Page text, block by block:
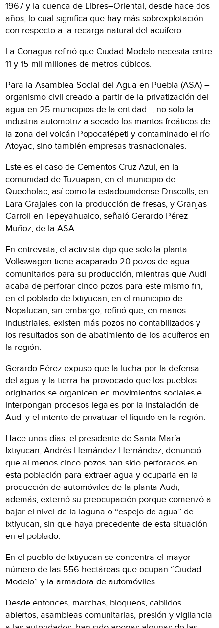
1967 y la cuenca de Libres–Oriental, desde hace dos
años, lo cual significa que hay más sobrexplotación
con respecto a la recarga natural del acuífero.
La Conagua refirió que Ciudad Modelo necesita entre
11 y 15 mil millones de metros cúbicos.
Para la Asamblea Social del Agua en Puebla (ASA) –
organismo civil creado a partir de la privatización del
agua en 25 municipios de la entidad–, no solo la
industria automotriz a secado los mantos freáticos de
la zona del volcán Popocatépetl y contaminado el río
Atoyac, sino también empresas trasnacionales.
Este es el caso de Cementos Cruz Azul, en la
comunidad de Tuzuapan, en el municipio de
Quecholac, así como la estadounidense Driscolls, en
Lara Grajales con la producción de fresas, y Granjas
Carroll en Tepeyahualco, señaló Gerardo Pérez
Muñoz, de la ASA.
En entrevista, el activista dijo que solo la planta
Volkswagen tiene acaparado 20 pozos de agua
comunitarios para su producción, mientras que Audi
acaba de perforar cinco pozos para este mismo fin,
en el poblado de Ixtiyucan, en el municipio de
Nopalucan; sin embargo, refirió que, en manos
industriales, existen más pozos no contabilizados y
los resultados son de abatimiento de los acuíferos en
la región.
Gerardo Pérez expuso que la lucha por la defensa
del agua y la tierra ha provocado que los pueblos
originarios se organicen en movimientos sociales e
interpongan procesos legales por la instalación de
Audi y el intento de privatizar el líquido en la región.
Hace unos días, el presidente de Santa María
Ixtiyucan, Andrés Hernández Hernández, denunció
que al menos cinco pozos han sido perforados en
esta población para extraer agua y ocuparla en la
producción de automóviles de la planta Audi;
además, externó su preocupación porque comenzó a
bajar el nivel de la laguna o “espejo de agua” de
Ixtiyucan, sin que haya precedente de esta situación
en el poblado.
En el pueblo de Ixtiyucan se concentra el mayor
número de las 556 hectáreas que ocupan “Ciudad
Modelo” y la armadora de automóviles.
Desde entonces, marchas, bloqueos, cabildos
abiertos, asambleas comunitarias, presión y vigilancia